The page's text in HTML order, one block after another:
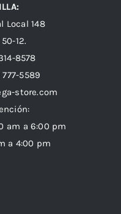
Local 148
12.
8578
5589
store.com
am a 6:00 pm
a 4:00 pm